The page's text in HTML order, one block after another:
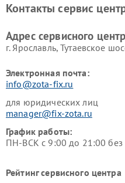
Контакты сервис
Адрес сервисного
г. Ярославль, Тутаевское
Электронная почта:
info@zota-fix.ru
для юридических лиц
manager@fix-zota.ru
График работы:
ПН-ВСК с 9:00 до 21:00
Рейтинг сервисного центра